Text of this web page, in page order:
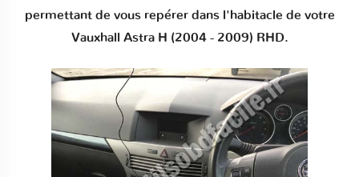
permettant de vous repérer dans l'habitacle de votre
Vauxhall Astra H (2004 - 2009) RHD.